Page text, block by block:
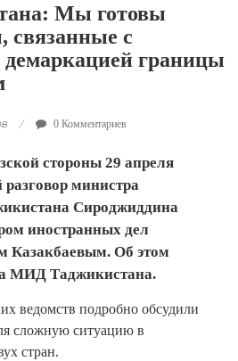
Мы готовы
связанные с
границы
0 Комментариев
стороны 29 апреля
министра
Сироджиддина
иностранных дел
Казакбаевым. Об этом
МИД Таджикистана.
ведомств подробно обсудили
сложную ситуацию в
стран.